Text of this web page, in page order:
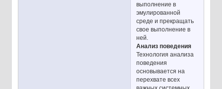
выполнение в
эмулированной
среде и прекращать
свое выполнение в
ней.
Анализ поведения
Технология анализа
поведения
основывается на
перехвате всех